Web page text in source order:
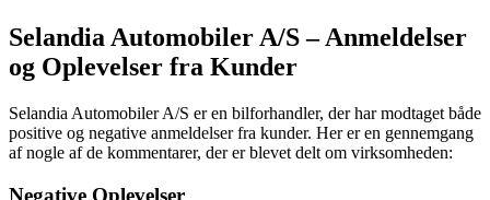
Selandia Automobiler A/S – Anmeldelser
og Oplevelser fra Kunder
Selandia Automobiler A/S er en bilforhandler, der har modtaget både
positive og negative anmeldelser fra kunder. Her er en gennemgang
af nogle af de kommentarer, der er blevet delt om virksomheden:
Negative Oplevelser